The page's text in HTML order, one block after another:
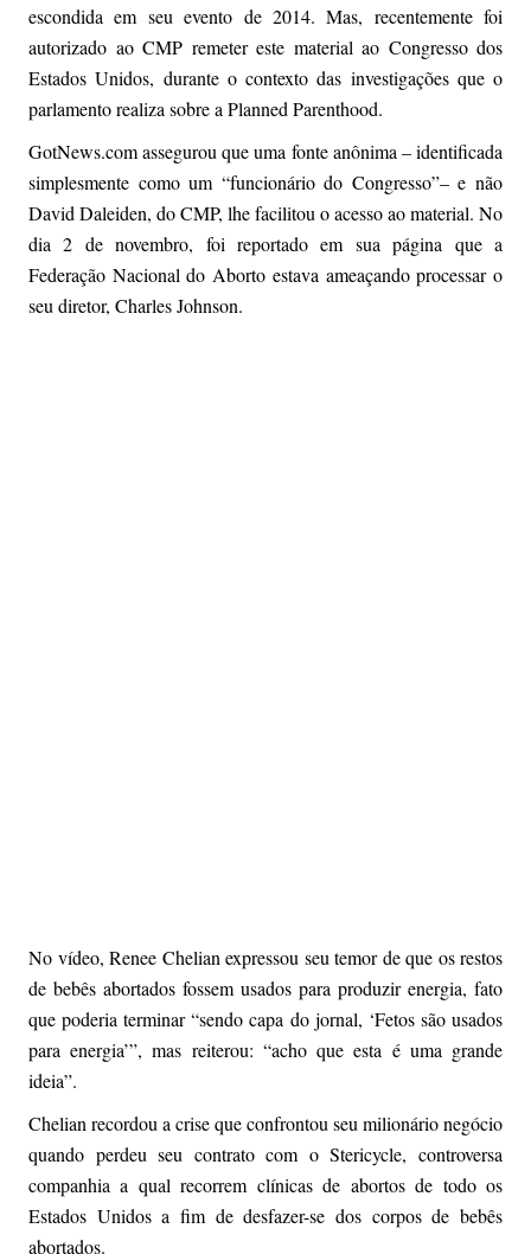
escondida em seu evento de 2014. Mas, recentemente foi
autorizado ao CMP remeter este material ao Congresso dos
Estados Unidos, durante o contexto das investigações que o
parlamento realiza sobre a Planned Parenthood.
GotNews.com assegurou que uma fonte anônima – identificada
simplesmente como um “funcionário do Congresso”– e não
David Daleiden, do CMP, lhe facilitou o acesso ao material. No
dia 2 de novembro, foi reportado em sua página que a
Federação Nacional do Aborto estava ameaçando processar o
seu diretor, Charles Johnson.
No vídeo, Renee Chelian expressou seu temor de que os restos
de bebês abortados fossem usados para produzir energia, fato
que poderia terminar “sendo capa do jornal, ‘Fetos são usados
para energia’”, mas reiterou: “acho que esta é uma grande
ideia”.
Chelian recordou a crise que confrontou seu milionário negócio
quando perdeu seu contrato com o Stericycle, controversa
companhia a qual recorrem clínicas de abortos de todo os
Estados Unidos a fim de desfazer-se dos corpos de bebês
abortados.